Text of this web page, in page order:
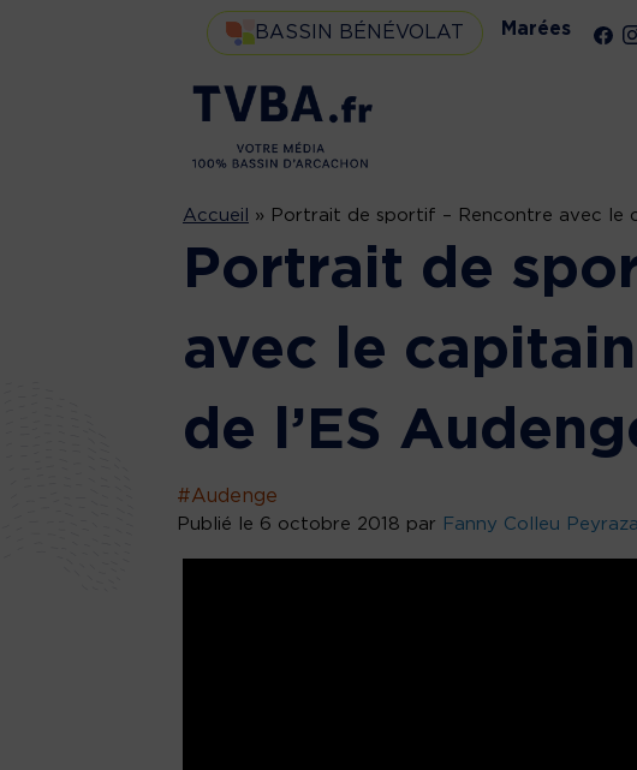
BASSIN BÉNÉVOLAT Marées
Accueil » Portrait de sportif – Rencontre avec le
Portrait de
avec le
de l’ES
#Audenge
Publié le 6 octobre 2018 par Fanny Colleu